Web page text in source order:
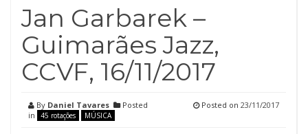
Jan Garbarek –
Guimarães Jazz,
CCVF, 16/11/2017
By Daniel Tavares
Posted
in
45 rotações MÚSICA
Posted on 23/11/2017